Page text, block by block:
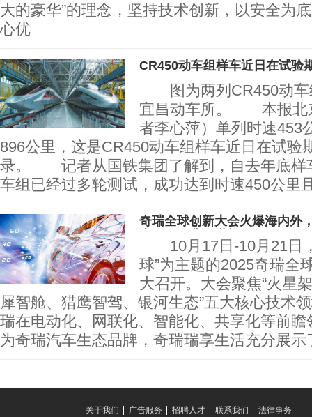
大的豪华”的理念，坚持技术创新，以安全为
心优
CR450动车组样车近日在试验
图为两列CR450动车
宜昌动车所。 本报北
者李心萍）单列时速453
896公里，这是CR450动车组样车近日在试验
录。 记者从国铁集团了解到，自去年底样
车组已经过多轮测试，成功达到时速450公里
奇瑞全球创新大会火爆海内外
10月17日-10月21日，
球”为主题的2025奇瑞全
大召开。大会聚焦“火星
犀智舱、猎鹰智驾、银河生态”五大核心技术
瑞在电动化、网联化、智能化、共享化等前
为奇瑞汽车生态品牌，奇瑞瑞享生活充分展示
法律事务
联系我们
招聘人才
广告服务
关于我们